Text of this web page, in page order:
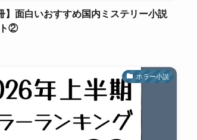
】面白いおすすめ国内ミステリー小説
ト②
ホラー小説